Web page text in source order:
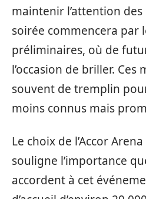
maintenir l’attention des
soirée commencera par
préliminaires, où de
l’occasion de briller. Ces
souvent de tremplin
moins connus mais
Le choix de l’Accor
souligne l’importance
accordent à cet